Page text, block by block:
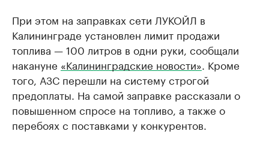
При этом на заправках сети ЛУКОЙЛ в
Калининграде установлен лимит продажи
топлива — 100 литров в одни руки, сообщали
накануне «Калининградские новости» . Кроме
того, АЗС перешли на систему строгой
предоплаты. На самой заправке рассказали о
повышенном спросе на топливо, а также о
перебоях с поставками у конкурентов.